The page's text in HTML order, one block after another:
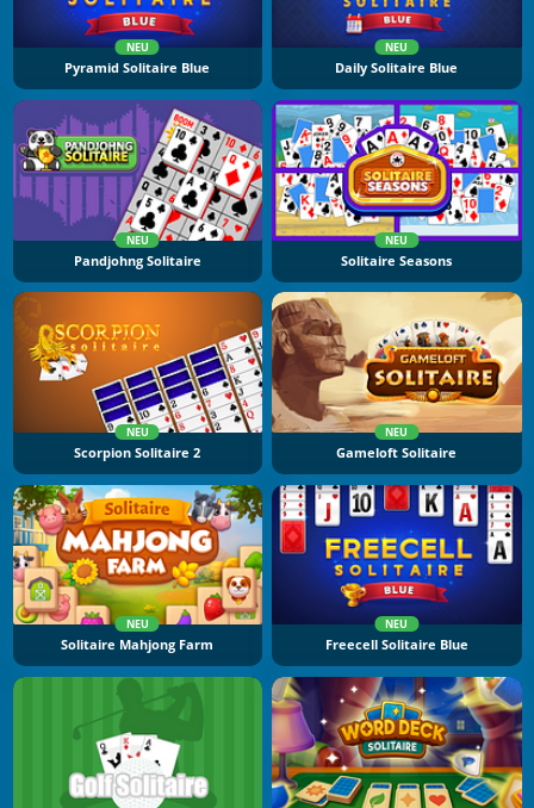
NEU
Pyramid Solitaire Blue
NEU
Daily Solitaire Blue
NEU
Pandjohng Solitaire
NEU
Solitaire Seasons
NEU
Scorpion Solitaire 2
NEU
Gameloft Solitaire
NEU
Solitaire Mahjong Farm
NEU
Freecell Solitaire Blue